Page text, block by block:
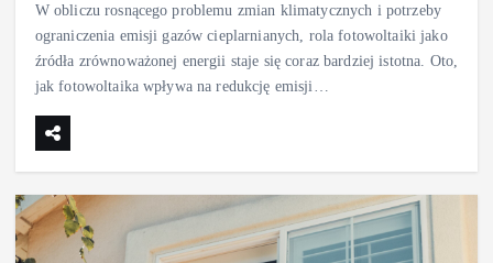
W obliczu rosnącego problemu zmian klimatycznych i potrzeby
ograniczenia emisji gazów cieplarnianych, rola fotowoltaiki jako
źródła zrównoważonej energii staje się coraz bardziej istotna. Oto,
jak fotowoltaika wpływa na redukcję emisji…